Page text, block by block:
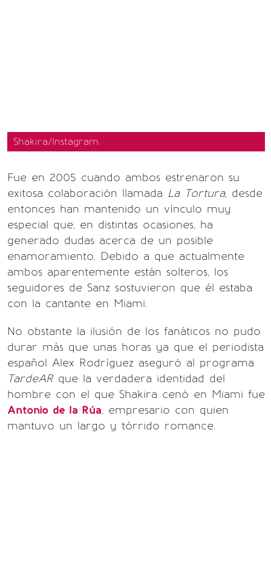
Shakira/Instagram.
Fue en 2005 cuando ambos estrenaron su
exitosa colaboración llamada La Tortura, desde
entonces han mantenido un vínculo muy
especial que, en distintas ocasiones, ha
generado dudas acerca de un posible
enamoramiento. Debido a que actualmente
ambos aparentemente están solteros, los
seguidores de Sanz sostuvieron que él estaba
con la cantante en Miami.
No obstante la ilusión de los fanáticos no pudo
durar más que unas horas ya que el periodista
español Alex Rodríguez aseguró al programa
TardeARque la verdadera identidad del
hombre con el que Shakira cenó en Miami fue
Antonio de la Rúa, empresario con quien
mantuvo un largo y tórrido romance.